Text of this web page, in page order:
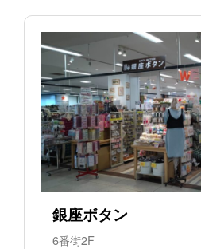
銀座ボタン
6番街2F